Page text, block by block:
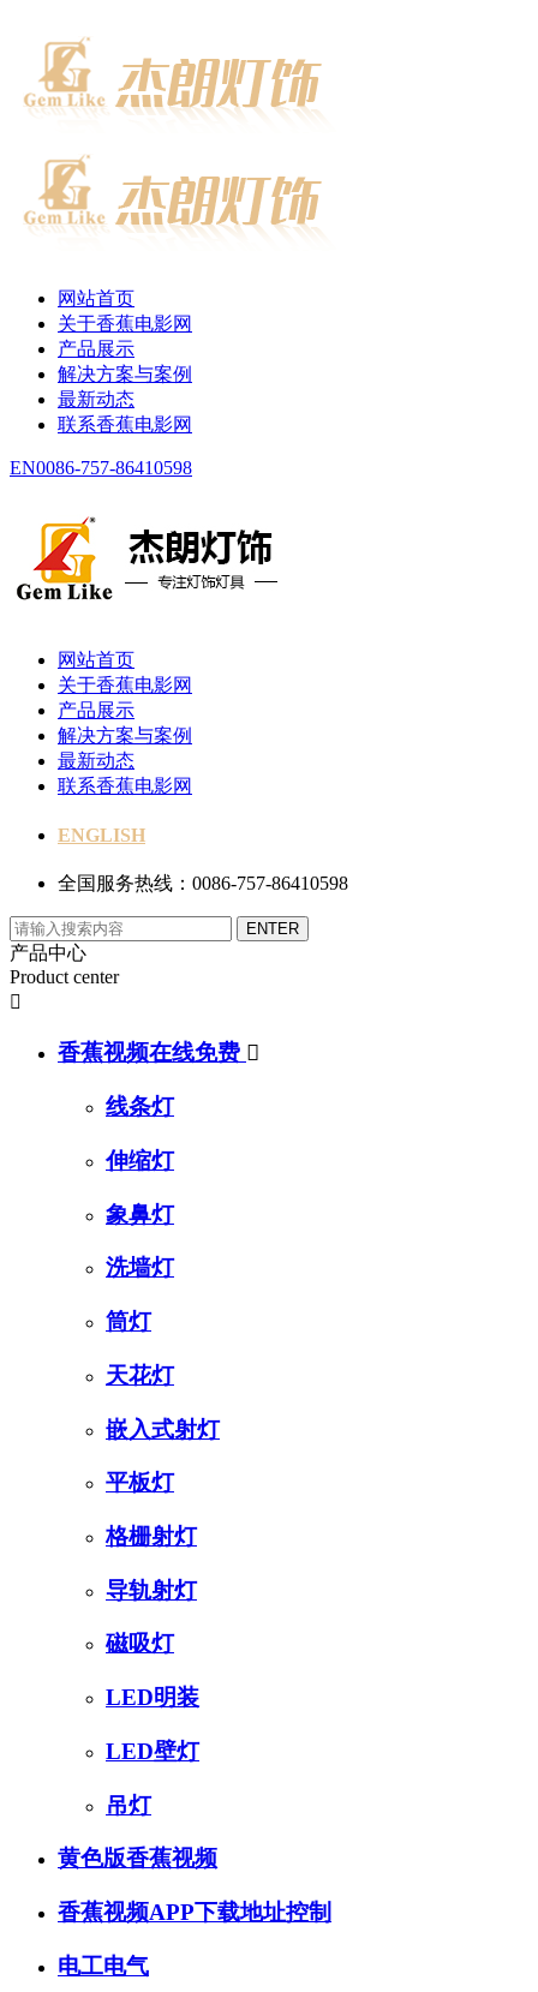
网站首页
关于香蕉电影网
产品展示
解决方案与案例
最新动态
联系香蕉电影网
EN0086-757-86410598
网站首页
关于香蕉电影网
产品展示
解决方案与案例
最新动态
联系香蕉电影网
ENGLISH
全国服务热线：0086-757-86410598
产品中心
Product center

香蕉视频在线免费 
线条灯
伸缩灯
象鼻灯
洗墙灯
筒灯
天花灯
嵌入式射灯
平板灯
格栅射灯
导轨射灯
磁吸灯
LED明装
LED壁灯
吊灯
黄色版香蕉视频
香蕉视频APP下载地址控制
电工电气